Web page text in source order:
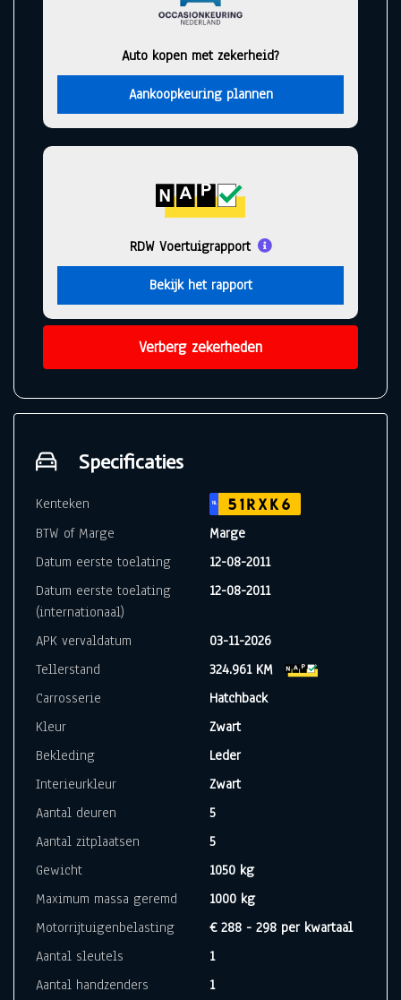
Auto kopen met zekerheid?
Aankoopkeuring plannen
RDW Voertuigrapport
Bekijk het rapport
Verberg zekerheden
Specificaties
Kenteken NL
51RXK6
BTW of Marge
Marge
Datum eerste toelating
12-08-2011
Datum eerste toelating
(internationaal)
12-08-2011
APK vervaldatum
03-11-2026
Tellerstand
324.961 KM
Carrosserie
Hatchback
Kleur
Zwart
Bekleding
Leder
Interieurkleur
Zwart
Aantal deuren
5
Aantal zitplaatsen
5
Gewicht
1050 kg
Maximum massa geremd
1000 kg
Motorrijtuigenbelasting
€ 288 - 298 per kwartaal
Aantal sleutels
1
Aantal handzenders
1